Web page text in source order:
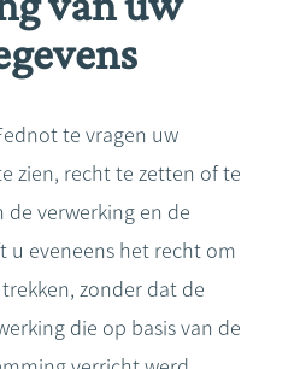
te vragen uw
zien, recht te zetten of te
de verwerking en de
u eveneens het recht om
zonder dat de
die op basis van de